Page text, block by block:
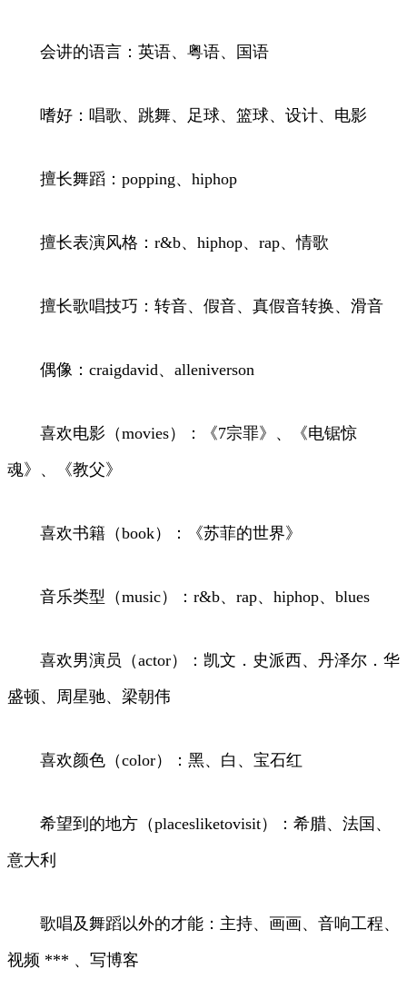
会讲的语言：英语、粤语、国语
嗜好：唱歌、跳舞、足球、篮球、设计、电影
擅长舞蹈：popping、hiphop
擅长表演风格：r&b、hiphop、rap、情歌
擅长歌唱技巧：转音、假音、真假音转换、滑音
偶像：craigdavid、alleniverson
喜欢电影（movies）：《7宗罪》、《电锯惊
魂》、《教父》
喜欢书籍（book）：《苏菲的世界》
音乐类型（music）：r&b、rap、hiphop、blues
喜欢男演员（actor）：凯文．史派西、丹泽尔．华
盛顿、周星驰、梁朝伟
喜欢颜色（color）：黑、白、宝石红
希望到的地方（placesliketovisit）：希腊、法国、
意大利
歌唱及舞蹈以外的才能：主持、画画、音响工程、
视频 *** 、写博客